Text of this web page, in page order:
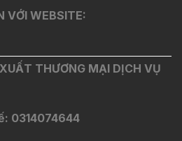
VỚI WEBSITE:
THƯƠNG MẠI DỊCH VỤ
0314074644